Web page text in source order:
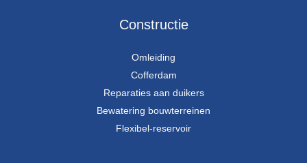
Constructie
Omleiding
Cofferdam
Reparaties aan duikers
Bewatering bouwterreinen
Flexibel-reservoir